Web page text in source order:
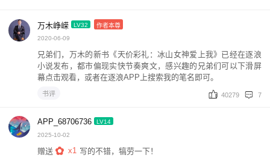
万木峥嵘 LV32
作者本尊
2020-06-09
兄弟们，万木的新书《天价彩礼：冰山女神爱上我》已经在逐浪
小说发布，都市偏现实快节奏爽文，感兴趣的兄弟们可以下滑屏
幕点击观看，或者在逐浪APP上搜索我的笔名即可。
40279 7
书评
APP_68706736 LV14
2025-10-02
赠送 x1 写的不错，犒劳一下！